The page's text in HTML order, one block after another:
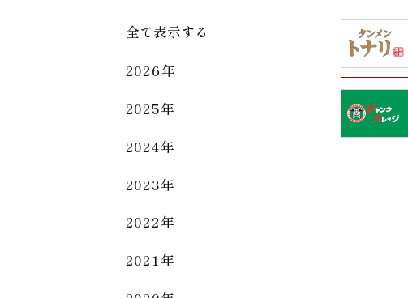
全て表示する
2026年
2025年
2024年
2023年
2022年
2021年